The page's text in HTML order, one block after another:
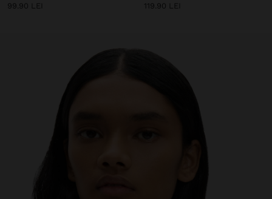
99.90 LEI
119.90 LEI